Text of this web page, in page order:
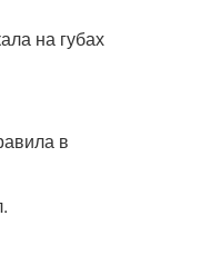
на губах
в